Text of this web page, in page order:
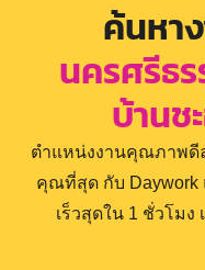
ค้นหา
นครศรีธ
บ้านช
ตำแหน่งงานคุณภาพดี
คุณที่สุด กับ
เร็วสุดใน 1 ชั่วโม